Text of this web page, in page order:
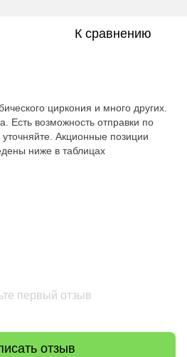
К сравнению
циркония и много других.
Есть возможность отправки по
Акционные позиции
ниже в таблицах
первый отзыв
отзыв